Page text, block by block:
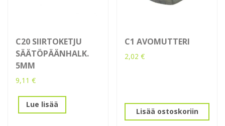
C20 SIIRTOKETJU
SÄÄTÖPÄÄNHALK.
5MM
9,11 €
Lue lisää
C1 AVOMUTTERI
2,02€
Lisää ostoskoriin